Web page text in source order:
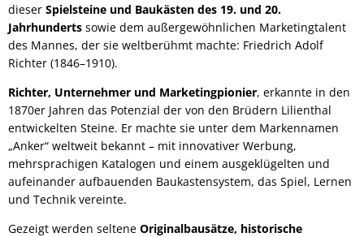
dieser Spielsteine und Baukästen des 19. und 20.
Jahrhunderts sowie dem außergewöhnlichen Marketingtalent
des Mannes, der sie weltberühmt machte: Friedrich Adolf
Richter (1846–1910).
Richter, Unternehmer und Marketingpionier, erkannte in den
1870er Jahren das Potenzial der von den Brüdern Lilienthal
entwickelten Steine. Er machte sie unter dem Markennamen
„Anker“ weltweit bekannt – mit innovativer Werbung,
mehrsprachigen Katalogen und einem ausgeklügelten und
aufeinander aufbauenden Baukastensystem, das Spiel, Lernen
und Technik vereinte.
Gezeigt werden seltene Originalbausätze, historische